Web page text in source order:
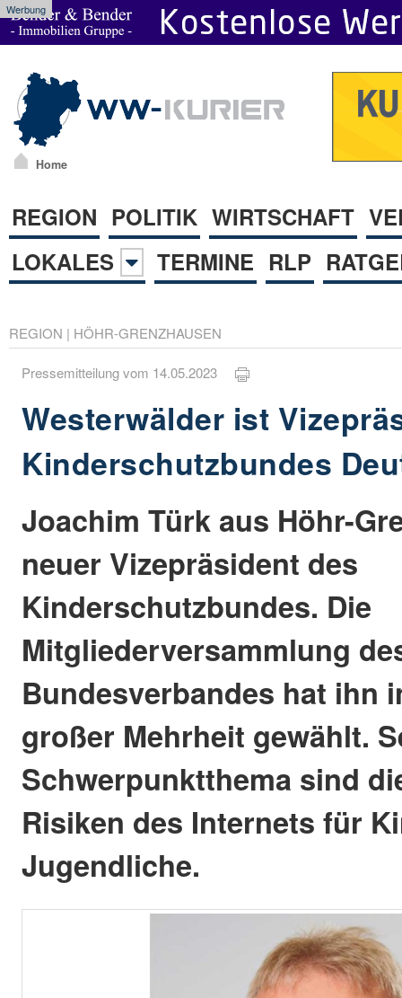
Werbung
Home
REGION POLITIK WIRTSCHAFT
LOKALES
TERMINE RLP
REGION | HÖHR-GRENZHAUSEN
Pressemitteilung vom 14.05.2023
Westerwälder ist
Kinderschutzbundes
Joachim Türk aus Höhr-
neuer Vizepräsident des
Kinderschutzbundes. Die
Mitgliederversammlung
Bundesverbandes hat ihn
großer Mehrheit gewählt.
Schwerpunktthema sind
Risiken des Internets für
Jugendliche.